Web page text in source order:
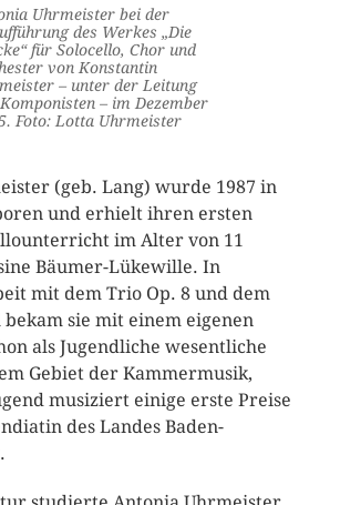
Uhrmeister bei der
des Werkes „Die
für Solocello, Chor und
von Konstantin
– unter der Leitung
– im Dezember
Foto: Lotta Uhrmeister
(geb. Lang) wurde 1987 in
und erhielt ihren ersten
im Alter von 11
Bäumer-Lükewille. In
mit dem Trio Op. 8 und dem
bekam sie mit einem eigenen
als Jugendliche wesentliche
Gebiet der Kammermusik,
musiziert einige erste Preise
des Landes Baden-